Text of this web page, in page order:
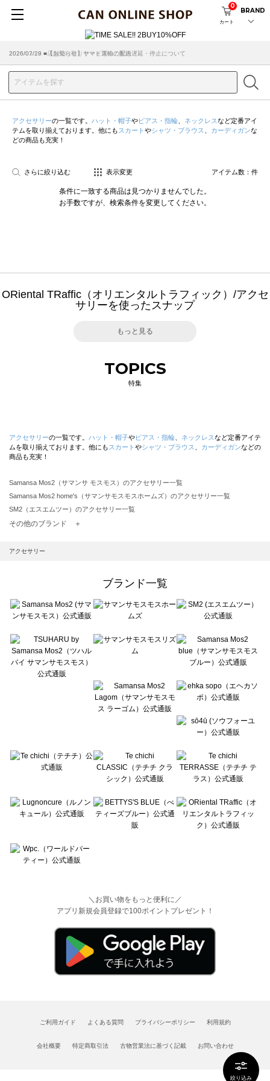
カート
0
BRAND
2026/07/29 ■【お知らせ】ヤマト運輸の配送遅延・停止について
2026/03/18 ■店舗受け取りサービスのご案内
絞り込み
アクセサリーの一覧です。 ハット・帽子やピアス・指輪 ネックレスなど定番アイ
テムを取り揃えております。他にも スカート やシャツ・ブラウス カーディガンな
どの商品も充実！
さらに絞り込む 表示変更 アイテム数： 件
条件に一致する商品は見つかりませんでした。
お手数ですが、検索条件を変更してください。
ORiental TRaffic（オリエンタルトラフィック）/アクセ
サリーを使ったスナップ
もっと見る
TOPICS
特集
アクセサリーの一覧です。 ハット・帽子やピアス・指輪 ネックレスなど定番アイテ
ムを取り揃えております。他にも スカート やシャツ・ブラウス カーディガンなどの
商品も充実！
Samansa Mos2（サマンサ モスモス）のアクセサリー一覧
Samansa Mos2 home's（サマンサモスモスホームズ）のアクセサリー一覧
SM2（エスエムツー）のアクセサリー一覧
TSUHARU by Samansa Mos2（ツハルバイサマンサモスモス）のアクセサリー一覧
Samansa Mos2 blue（サマンサモスモス ブルー）のアクセサリー一覧
sō4ū（ソウフォーユー）のアクセサリー一覧
Te chichi（テチチ）のアクセサリー一覧
Te chichi CLASSIC（テチチ クラシック）のアクセサリー一覧
Lugnoncure（ルノンキュール）のアクセサリー一覧
BETTY'S BLUE（べティーズブルー）のアクセサリー一覧
Wpc.（ワールドパーティー）のアクセサリー一覧
その他のブランド ＋
アクセサリー
ブランド一覧
＼お買い物をもっと便利に／
アプリ新規会員登録で100ポイントプレゼント！
ご利用ガイド よくある質問 プライバシーポリシー 利用規約
会社概要 特定商取引法 古物営業法に基づく記載 お問い合わせ